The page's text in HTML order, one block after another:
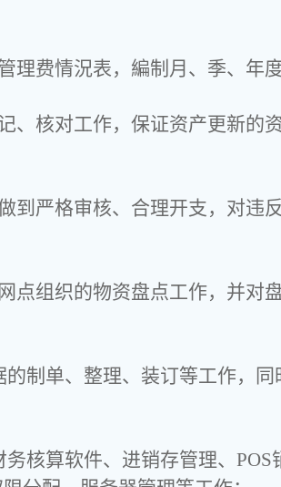
理费情況表，編制月、季、年
、核对工作，保证资产更新的
到严格审核、合理开支，对违
点组织的物资盘点工作，并对
制单、整理、装订等工作，
核算软件、进销存管理、